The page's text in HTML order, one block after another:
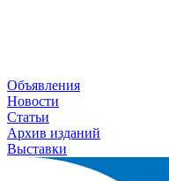
Объявления
Новости
Статьи
Архив изданий
Выставки